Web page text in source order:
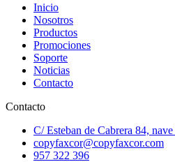
Inicio
Nosotros
Productos
Promociones
Soporte
Noticias
Contacto
Contacto
C/ Esteban de Cabrera 84,
copyfaxcor@copyfaxcor.com
957 322 396